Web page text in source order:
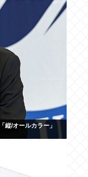
縦/オールカラー」